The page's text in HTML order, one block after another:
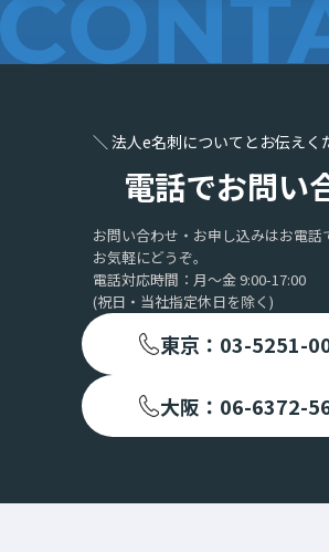
＼ 法人e名刺についてとお伝えく
電話でお問い
お問い合わせ・お申し込みはお電話
お気軽にどうぞ。
電話対応時間：月〜金 9:00-17:00
(祝日・当社指定休日を除く)
東京：03-5251-
大阪：06-6372-